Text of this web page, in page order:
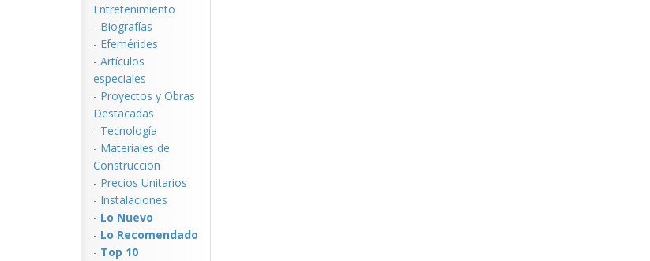
Entretenimiento
- Biografías
- Efemérides
- Artículos
especiales
- Proyectos y Obras
Destacadas
- Tecnología
- Materiales de
Construccion
- Precios Unitarios
- Instalaciones
- Lo Nuevo
- Lo Recomendado
- Top 10